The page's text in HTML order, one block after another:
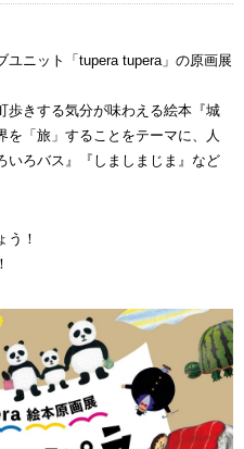
ニット「tupera tupera」の原画展
歩きする気分が味わえる絵本『城
を「旅」することをテーマに、人
いろバス』『しましまじま』など
う！